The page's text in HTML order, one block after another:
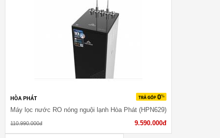
HÒA PHÁT
Máy lọc nước RO nóng nguội lạnh Hòa Phát (HPN629)
110.990.000đ 9.590.000đ